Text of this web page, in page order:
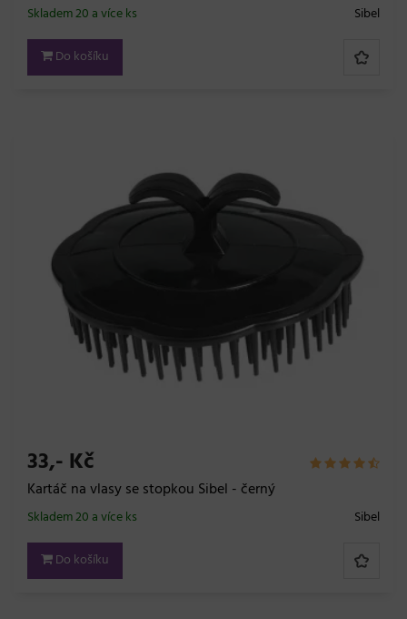
Sibel
Skladem 20 a více ks
Do košíku
33,- Kč
Kartáč na vlasy se stopkou Sibel - černý
Sibel
Skladem 20 a více ks
Do košíku